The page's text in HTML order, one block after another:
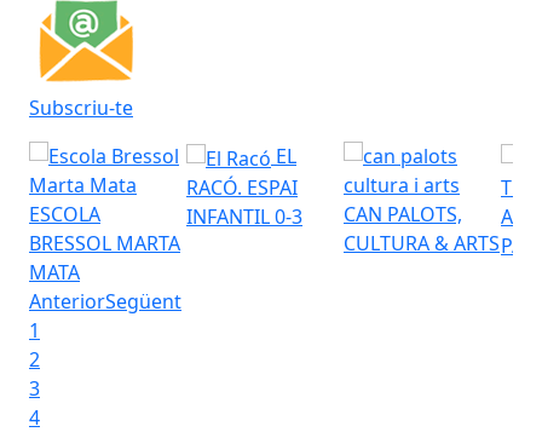
Subscriu-te
ESCOLA
BRESSOL MARTA
MATA
EL
RACÓ. ESPAI
INFANTIL 0-3
CAN PALOTS,
CULTURA & ARTS
AnteriorSegüent
1
2
3
4